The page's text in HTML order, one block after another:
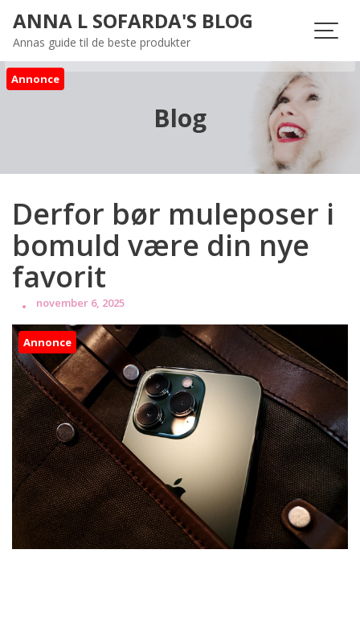
content
ANNA L SOFARDA'S BLOG
Annas guide til de beste produkter
Annonce
Blog
Derfor bør muleposer i
bomuld være din nye
favorit
november 6, 2025
Annonce